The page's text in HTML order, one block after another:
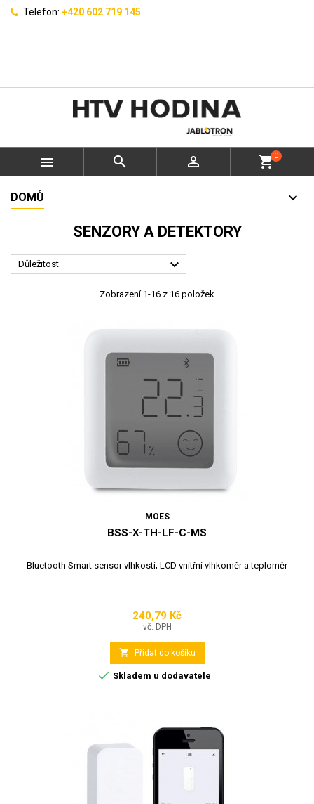
Telefon: +420 602 719 145
   shopping_cart0
DOMŮ
SENZORY A DETEKTORY
Důležitost 
Zobrazení 1-16 z 16 položek
MOES
BSS-X-TH-LF-C-MS
Bluetooth Smart sensor vlhkosti; LCD vnitřní vlhkoměr a teploměr
Cena
240,79 Kč
vč. DPH
 Přidat do košíku
 Skladem u dodavatele